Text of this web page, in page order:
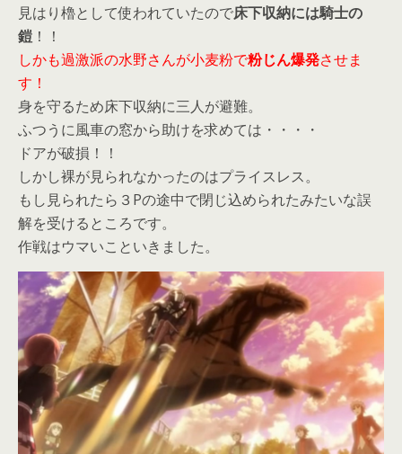
見はり櫓として使われていたので床下収納には騎士の
鎧 ！！
しかも過激派の水野さんが小麦粉で粉じん爆発させま
す！
身を守るため床下収納に三人が避難。
ふつうに風車の窓から助けを求めては・・・・
ドアが破損！！
しかし裸が見られなかったのはプライスレス。
もし見られたら３Pの途中で閉じ込められたみたいな誤
解を受けるところです。
作戦はウマいこといきました。